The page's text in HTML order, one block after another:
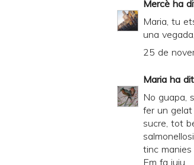
Mercè ha
Maria, tu
una
25 de
Maria ha
No guapa,
fer un
sucre, tot
tinc manies
Em fa iuiu...